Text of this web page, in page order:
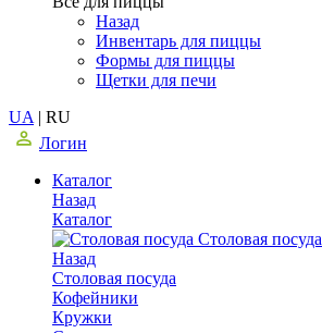
Назад
Инвентарь для пиццы
Формы для пиццы
Щетки для печи
UA | RU
Логин
Каталог
Назад
Каталог
Столовая посуда
Назад
Столовая посуда
Кофейники
Кружки